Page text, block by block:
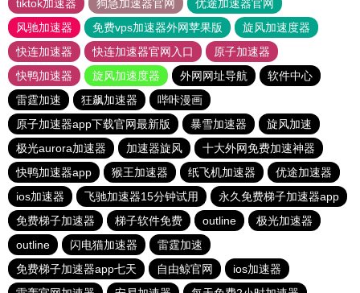
tiktok加速器
狗急加速器官网
优途加速器官网
风驰加速器
免费vps加速器外网苹果版
旋风加速度器
快连加速器
快连加速器官网入口
原子加速器
快鸭加速器
旋风加速度器 外网网址导航
软件中心
雷霆加速
狂飙加速器
哔咔漫画
原子加速器app下载官网最新版
暴雪加速器
旋风加速
极光aurora加速器
加速器旋风
十大外网免费加速神器
快鸭加速器app
猴王加速器 纸飞机加速器
优途加速器
ios加速器
飞驰加速器15分钟试用
永久免费梯子加速器app
免费梯子加速器
梯子软件免费 outline
极光加速器
outline
闪电猫加速器
雷霆加速
免费梯子加速器app七天
自由鲸官网
ios加速器